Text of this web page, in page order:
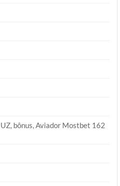
bônus, Aviador Mostbet 162